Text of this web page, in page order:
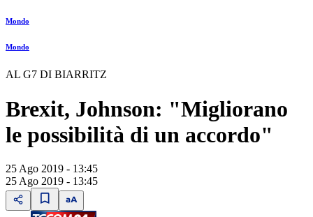
Mondo
Mondo
AL G7 DI BIARRITZ
Brexit, Johnson: "Migliorano
le possibilità di un accordo"
25 Ago 2019 - 13:45
25 Ago 2019 - 13:45